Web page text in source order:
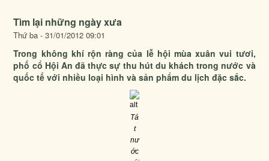
Tìm lại những ngày xưa
Thứ ba - 31/01/2012 09:01
Trong không khí rộn ràng của lễ hội mùa xuân vui tươi,
phố cổ Hội An đã thực sự thu hút du khách trong nước và
quốc tế với nhiều loại hình và sản phẩm du lịch đặc sắc.
Tá
t
nư
ớc